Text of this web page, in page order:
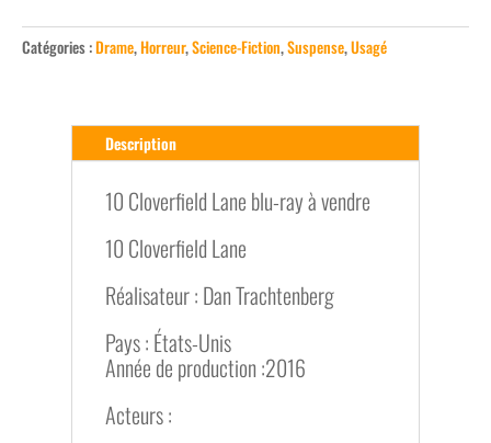
Catégories :Drame,Horreur,Science-Fiction,Suspense,Usagé
Description
10 Cloverfield Lane blu-ray à vendre
10 Cloverfield Lane
Réalisateur : Dan Trachtenberg
Pays : États-Unis
Année de production :2016
Acteurs :